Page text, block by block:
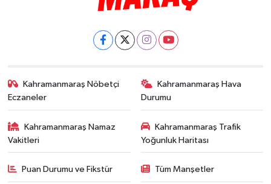
Kahramanmaraş Nöbetçi
Eczaneler
Kahramanmaraş Hava
Durumu
Kahramanmaraş Namaz
Vakitleri
Kahramanmaraş Trafik
Yoğunluk Haritası
Puan Durumu ve Fikstür Tüm Manşetler